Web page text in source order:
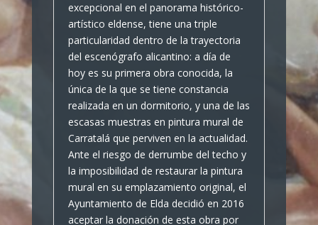
excepcional en el panorama histórico-
artístico eldense, tiene una triple
particularidad dentro de la trayectoria
del escenógrafo alicantino: a día de
hoy es su primera obra conocida, la
única de la que se tiene constancia
realizada en un dormitorio, y una de las
escasas muestras en pintura mural de
Carratalá que perviven en la actualidad.
Ante el riesgo de derrumbe del techo y
la imposibilidad de restaurar la pintura
mural en su emplazamiento original, el
Ayuntamiento de Elda decidió en 2016
aceptar la donación de esta obra por